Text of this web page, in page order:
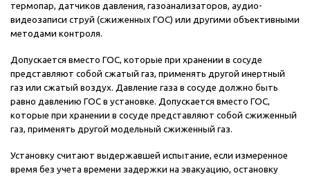
термопар, датчиков давления, газоанализаторов, аудио-
видеозаписи струй (сжиженных ГОС) или другими объективными
методами контроля.
Допускается вместо ГОС, которые при хранении в сосуде
представляют собой сжатый газ, применять другой инертный
газ или сжатый воздух. Давление газа в сосуде должно быть
равно давлению ГОС в установке. Допускается вместо ГОС,
которые при хранении в сосуде представляют собой сжиженный
газ, применять другой модельный сжиженный газ.
Установку считают выдержавшей испытание, если измеренное
время без учета времени задержки на эвакуацию, остановку